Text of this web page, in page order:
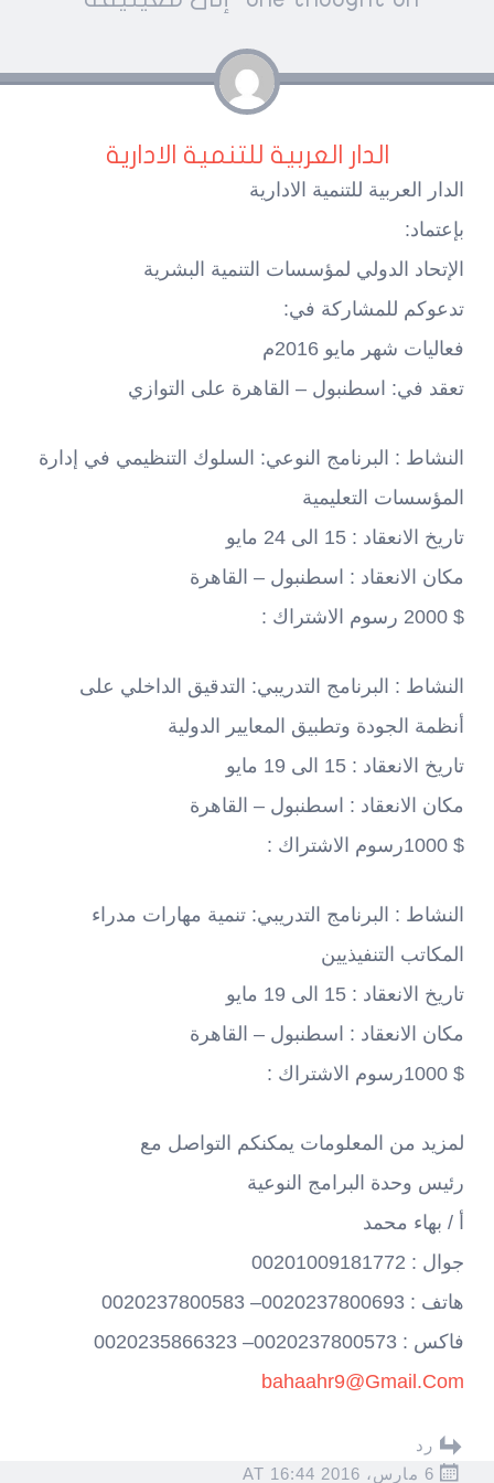
navigation
الدار العربية للتنمية الادارية
الدار العربية للتنمية الادارية
بإعتماد:
الإتحاد الدولي لمؤسسات التنمية البشرية
تدعوكم للمشاركة في:
فعاليات شهر مايو 2016م
تعقد في: اسطنبول – القاهرة على التوازي
النشاط : البرنامج النوعي: السلوك التنظيمي في إدارة
المؤسسات التعليمية
تاريخ الانعقاد : 15 الى 24 مايو
مكان الانعقاد : اسطنبول – القاهرة
$ 2000 رسوم الاشتراك :
النشاط : البرنامج التدريبي: التدقيق الداخلي على
أنظمة الجودة وتطبيق المعايير الدولية
تاريخ الانعقاد : 15 الى 19 مايو
مكان الانعقاد : اسطنبول – القاهرة
$ 1000رسوم الاشتراك :
النشاط : البرنامج التدريبي: تنمية مهارات مدراء
المكاتب التنفيذيين
تاريخ الانعقاد : 15 الى 19 مايو
مكان الانعقاد : اسطنبول – القاهرة
$ 1000رسوم الاشتراك :
لمزيد من المعلومات يمكنكم التواصل مع
رئيس وحدة البرامج النوعية
أ / بهاء محمد
جوال : 00201009181772
هاتف : 0020237800693– 0020237800583
فاكس : 0020237800573– 0020235866323
bahaahr9@Gmail.Com
رد
6 مارس، 2016 AT 16:44